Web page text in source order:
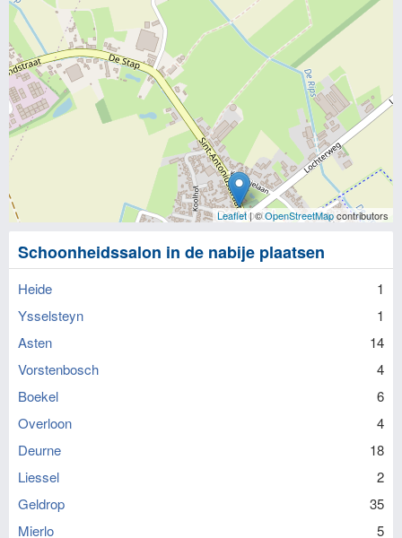
Leaflet| ©OpenStreetMapcontributors
Schoonheidssalon in de nabije plaatsen
Heide
1
Ysselsteyn
1
Asten
14
Vorstenbosch
4
Boekel
6
Overloon
4
Deurne
18
Liessel
2
Geldrop
35
Mierlo
5